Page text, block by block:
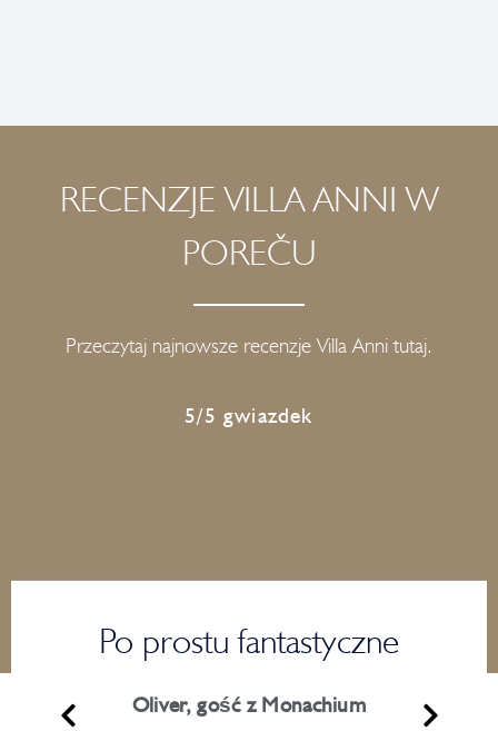
RECENZJE VILLA ANNI W
POREČU
Przeczytaj najnowsze recenzje Villa Anni tutaj.
5/5 gwiazdek
Po prostu fantastyczne
Oliver, gość z Monachium